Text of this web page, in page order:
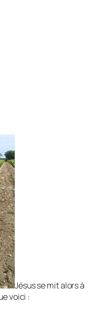
Jésus se mit alors à
voici :